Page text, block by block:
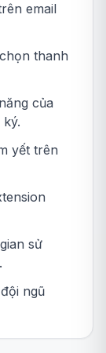
email
thanh
của
yết trên
sử
ngũ